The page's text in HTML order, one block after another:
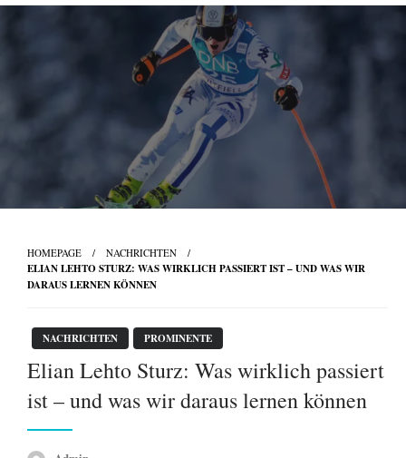
Skip
HOMEPAGE NACHRICHTEN
ELIAN LEHTO STURZ: WAS WIRKLICH PASSIERT IST – UND WAS WIR
DARAUS LERNEN KÖNNEN
NACHRICHTEN PROMINENTE
Elian Lehto Sturz: Was wirklich passiert
ist – und was wir daraus lernen können